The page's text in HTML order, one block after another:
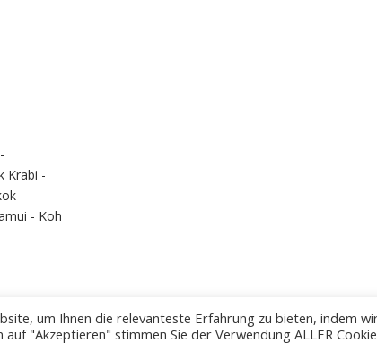
Krabi -
- Koh
um Ihnen die relevanteste Erfahrung zu bieten, indem
"Akzeptieren" stimmen Sie der Verwendung ALLER